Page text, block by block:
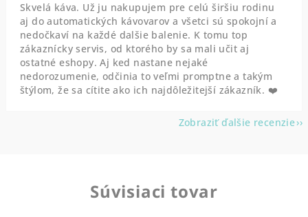
Skvelá káva. Už ju nakupujem pre celú širšiu rodinu
aj do automatických kávovarov a všetci sú spokojní a
nedočkaví na každé dalšie balenie. K tomu top
zákaznícky servis, od ktorého by sa mali učit aj
ostatné eshopy. Aj ked nastane nejaké
nedorozumenie, odčinia to veľmi promptne a takým
štýlom, že sa cítite ako ich najdôležitejší zákazník. ❤️
Zobraziť ďalšie recenzie
Súvisiaci tovar